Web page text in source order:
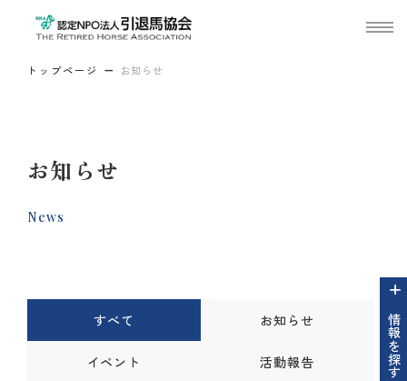
トップページ お知らせ
お知らせ
News
情報を探す
すべて お知らせ
イベント 活動報告